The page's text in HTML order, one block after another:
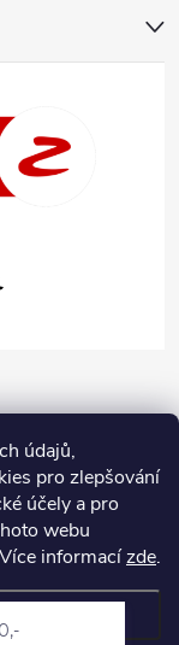
údajů,
pro zlepšování
účely a pro
webu
Více informacízde.
vyhrazena.